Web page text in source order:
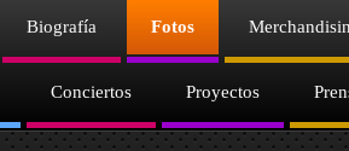
Biografía Fotos
Conciertos Proyectos